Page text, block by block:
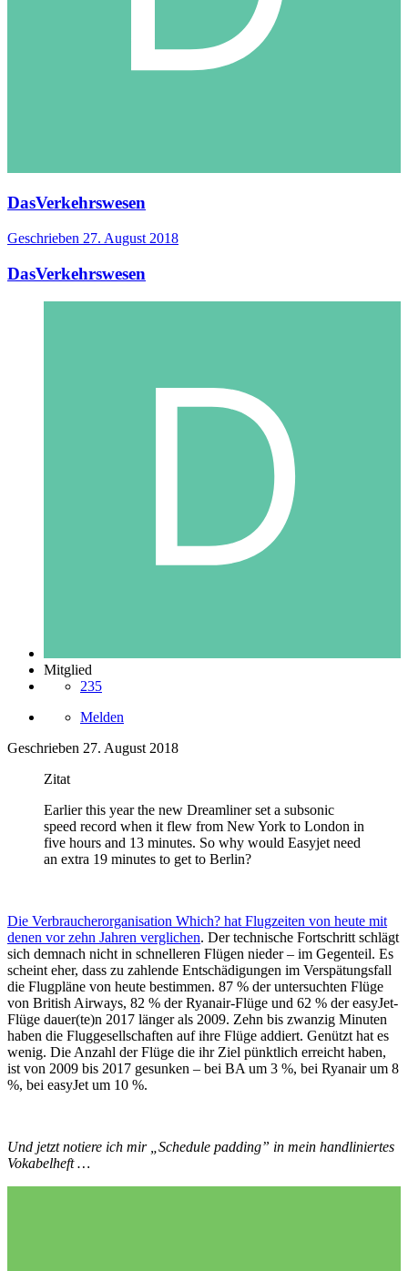
DasVerkehrswesen
Geschrieben 27. August 2018
DasVerkehrswesen
Mitglied
235
Melden
Geschrieben 27. August 2018
Zitat
Earlier this year the new Dreamliner set a subsonic
speed record when it flew from New York to London in
five hours and 13 minutes. So why would Easyjet need
an extra 19 minutes to get to Berlin?
Die Verbraucherorganisation Which? hat Flugzeiten von heute mit
denen vor zehn Jahren verglichen. Der technische Fortschritt schlägt
sich demnach nicht in schnelleren Flügen nieder – im Gegenteil. Es
scheint eher, dass zu zahlende Entschädigungen im Verspätungsfall
die Flugpläne von heute bestimmen. 87 % der untersuchten Flüge
von British Airways, 82 % der Ryanair-Flüge und 62 % der easyJet-
Flüge dauer(te)n 2017 länger als 2009. Zehn bis zwanzig Minuten
haben die Fluggesellschaften auf ihre Flüge addiert. Genützt hat es
wenig. Die Anzahl der Flüge die ihr Ziel pünktlich erreicht haben,
ist von 2009 bis 2017 gesunken – bei BA um 3 %, bei Ryanair um 8
%, bei easyJet um 10 %.
Und jetzt notiere ich mir „Schedule padding” in mein handliniertes
Vokabelheft …